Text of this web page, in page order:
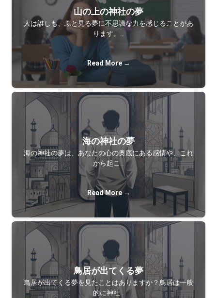
山の上の神社の夢
人は誰しも、ふと見る夢に不思議な力を感じることがあ
ります。…
Read More →
海の神社の夢
海の神社の夢は、あなたの心の奥底にある感情や、これ
から起こ…
Read More →
鳥居が出てくる夢
鳥居が出てくる夢を見たことはありますか？鳥居は一般
的に神社…